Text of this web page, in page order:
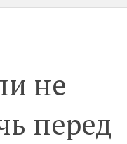
не
перед